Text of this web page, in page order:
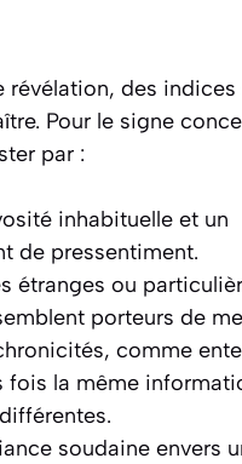
révélation, des indices
Pour le signe
par :
inhabituelle et un
de pressentiment.
étranges ou
porteurs de
comme
fois la même
soudaine envers